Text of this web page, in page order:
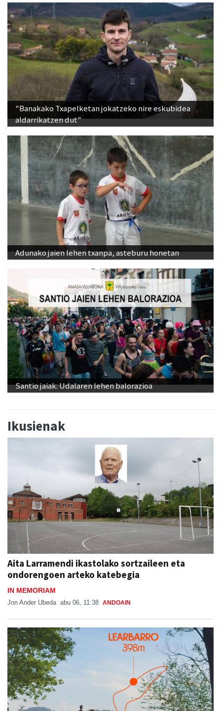
"Banakako Txapelketan jokatzeko nire eskubidea
aldarrikatzen dut"
Adunako jaien lehen txanpa, asteburu honetan
Santio jaiak: Udalaren lehen balorazioa
Ikusienak
Aita Larramendi ikastolako sortzaileen eta
ondorengoen arteko katebegia
IN MEMORIAM
Jon Ander Ubeda abu 06, 11:38 ANDOAIN